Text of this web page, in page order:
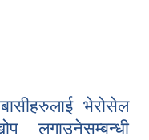
भेरोसेल
लगाउनेसम्बन्धी